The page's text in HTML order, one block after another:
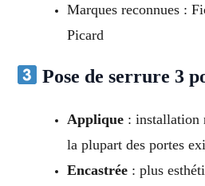
Marques reconnues :
Picard
Pose de serrure 3
Applique: installation
la plupart des portes
Encastrée: plus